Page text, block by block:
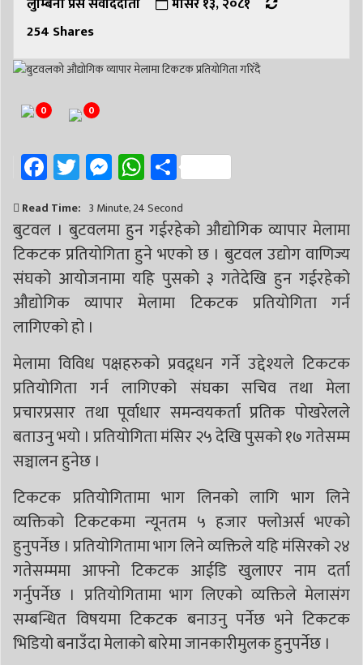
254 Shares
0 0
Facebook
Twitter
Messenger
WhatsApp
Share
Read Time: 3 Minute, 24 Second
बुटवल । बुटवलमा हुन गईरहेको औद्योगिक व्यापार मेलामा
टिकटक प्रतियोगिता हुने भएको छ । बुटवल उद्योग वाणिज्य
संघको आयोजनामा यहि पुसको ३ गतेदेखि हुन गईरहेको
औद्योगिक व्यापार मेलामा टिकटक प्रतियोगिता गर्न
लागिएको हो ।
मेलामा विविध पक्षहरुको प्रवद्र्धन गर्ने उद्देश्यले टिकटक
प्रतियोगिता गर्न लागिएको संघका सचिव तथा मेला
प्रचारप्रसार तथा पूर्वाधार समन्वयकर्ता प्रतिक पोखरेलले
बताउनु भयो । प्रतियोगिता मंसिर २५ देखि पुसको १७ गतेसम्म
सञ्चालन हुनेछ ।
टिकटक प्रतियोगितामा भाग लिनको लागि भाग लिने
व्यक्तिको टिकटकमा न्यूनतम ५ हजार फ्लोअर्स भएको
हुनुपर्नेछ । प्रतियोगितामा भाग लिने व्यक्तिले यहि मंसिरको २४
गतेसम्ममा आफ्नो टिकटक आईडि खुलाएर नाम दर्ता
गर्नुपर्नेछ । प्रतियोगितामा भाग लिएको व्यक्तिले मेलासंग
सम्बन्धित विषयमा टिकटक बनाउनु पर्नेछ भने टिकटक
भिडियो बनाउँदा मेलाको बारेमा जानकारीमुलक हुनुपर्नेछ ।